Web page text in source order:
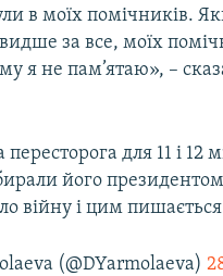
в моїх помічників.
за все, моїх
я не пам’ятаю», –
для 11 і 12
його
війну і цим
(@DYarmolaeva)